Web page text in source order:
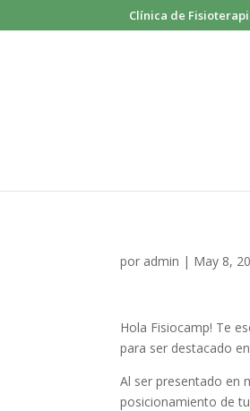
Clínica de
por admin | May 8,
Hola Fisiocamp! Te
para ser destacado
Al ser presentado en
posicionamiento de